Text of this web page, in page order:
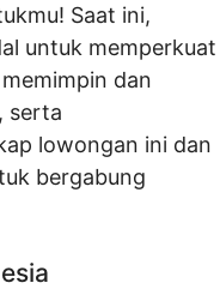
Saat ini,
untuk memperkuat
dan
serta
lowongan ini dan
bergabung